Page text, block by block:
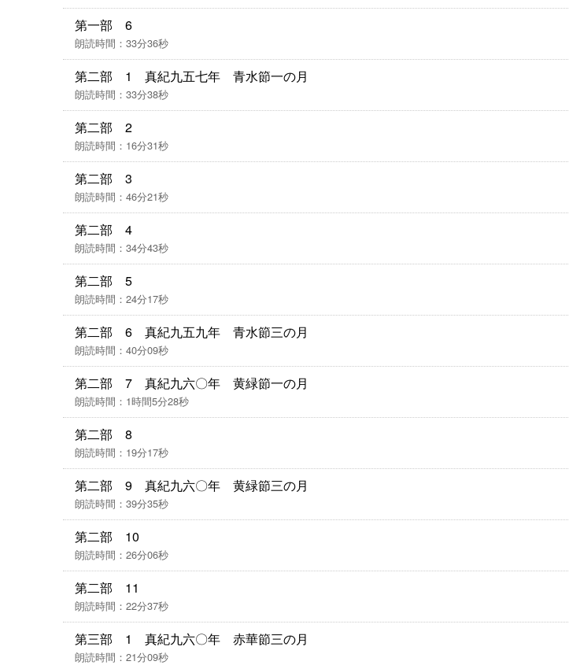
第一部 6
朗読時間：33分36秒
第二部 1 真紀九五七年 青水節一の月
朗読時間：33分38秒
第二部 2
朗読時間：16分31秒
第二部 3
朗読時間：46分21秒
第二部 4
朗読時間：34分43秒
第二部 5
朗読時間：24分17秒
第二部 6 真紀九五九年 青水節三の月
朗読時間：40分09秒
第二部 7 真紀九六〇年 黄緑節一の月
朗読時間：1時間5分28秒
第二部 8
朗読時間：19分17秒
第二部 9 真紀九六〇年 黄緑節三の月
朗読時間：39分35秒
第二部 10
朗読時間：26分06秒
第二部 11
朗読時間：22分37秒
第三部 1 真紀九六〇年 赤華節三の月
朗読時間：21分09秒